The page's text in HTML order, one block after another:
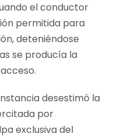
el conductor
permitida para
deteniéndose
se producía la
desestimó la
por
exclusiva del